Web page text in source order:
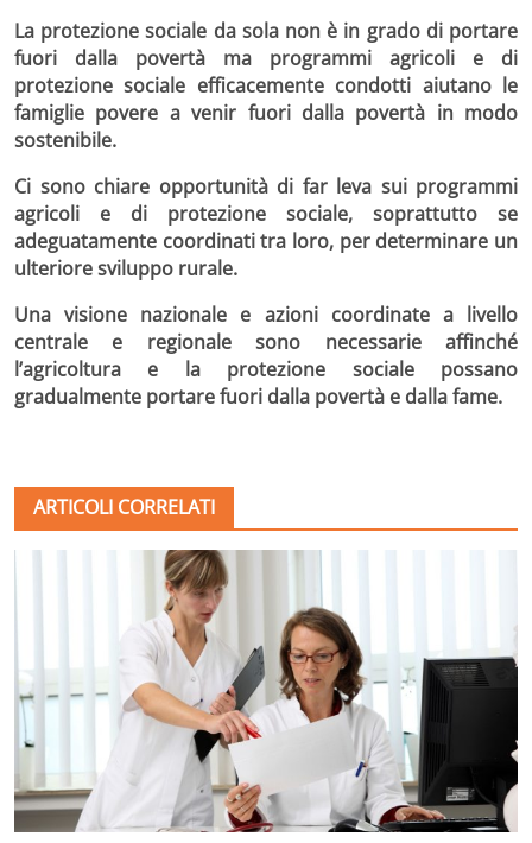
La protezione sociale da sola non è in grado di portare
fuori dalla povertà ma programmi agricoli e di
protezione sociale efficacemente condotti aiutano le
famiglie povere a venir fuori dalla povertà in modo
sostenibile.
Ci sono chiare opportunità di far leva sui programmi
agricoli e di protezione sociale, soprattutto se
adeguatamente coordinati tra loro, per determinare un
ulteriore sviluppo rurale.
Una visione nazionale e azioni coordinate a livello
centrale e regionale sono necessarie affinché
l’agricoltura e la protezione sociale possano
gradualmente portare fuori dalla povertà e dalla fame.
ARTICOLI CORRELATI